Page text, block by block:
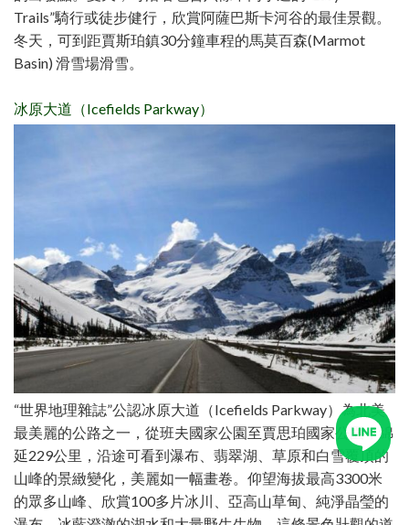
Trails”騎行或徒步健行，欣賞阿薩巴斯卡河谷的最佳景觀。
冬天，可到距賈斯珀鎮30分鐘車程的馬莫百森(Marmot
Basin) 滑雪場滑雪。
冰原大道（Icefields Parkway）
“世界地理雜誌”公認冰原大道（Icefields Parkway）為北美
最美麗的公路之一，從班夫國家公園至賈思珀國家公園，綿
延229公里，沿途可看到瀑布、翡翠湖、草原和白雪覆頂的
山峰的景緻變化，美麗如一幅畫卷。仰望海拔最高3300米
的眾多山峰、欣賞100多片冰川、亞高山草甸、純淨晶瑩的